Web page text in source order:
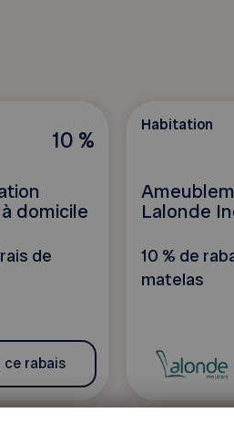
10 %
domicile
de
ce rabais
Habitation
Lalonde
10 % de
matelas